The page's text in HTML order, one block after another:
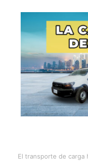
El transporte de carga